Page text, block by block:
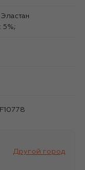
5%;
Другой город